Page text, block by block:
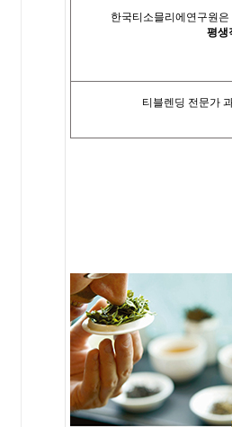
한국티소믈리에연구원
평생
티블렌딩 전문가